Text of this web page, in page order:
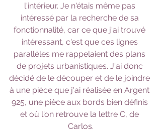
l'intérieur. Je n'étais même pas
intéressé par la recherche de sa
fonctionnalité, car ce que j'ai trouvé
intéressant, c'est que ces lignes
parallèles me rappelaient des plans
de projets urbanistiques. J'ai donc
décidé de le découper et de le joindre
à une pièce que j'ai réalisée en Argent
925, une pièce aux bords bien définis
et où l'on retrouve la lettre C, de
Carlos.